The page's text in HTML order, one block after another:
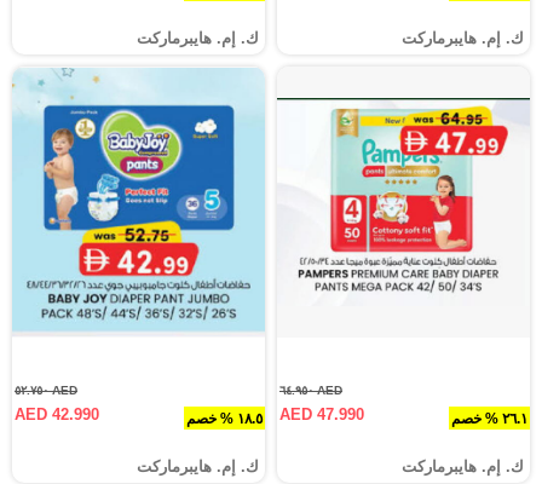
ك. إم. هايبرماركت ك. إم. هايبرماركت
٢٦.١ % خصم
AED ٦٤.٩٥٠
AED 47.990
ك. إم. هايبرماركت
١٨.٥ % خصم
AED ٥٢.٧٥٠
AED 42.990
ك. إم. هايبرماركت